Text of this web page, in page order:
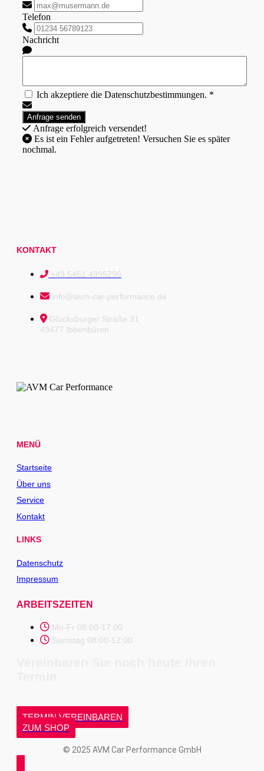
Telefon
Nachricht
Ich akzeptiere die Datenschutzbestimmungen. *
Anfrage erfolgreich versendet!
nochmal.
KONTAKT
+49 5451 4995296
info@avm-car-performance.de
Glücksburger Straße 31
49477 Ibbenbüren
MENÜ
Startseite
Über uns
Service
Kontakt
LINKS
Datenschutz
Impressum
ARBEITSZEITEN
Mo-Fr 08:00-17:00
Samstag 08:00-12:00
TERMIN VEREINBAREN
ZUM SHOP
© 2025 AVM Car Performance GmbH